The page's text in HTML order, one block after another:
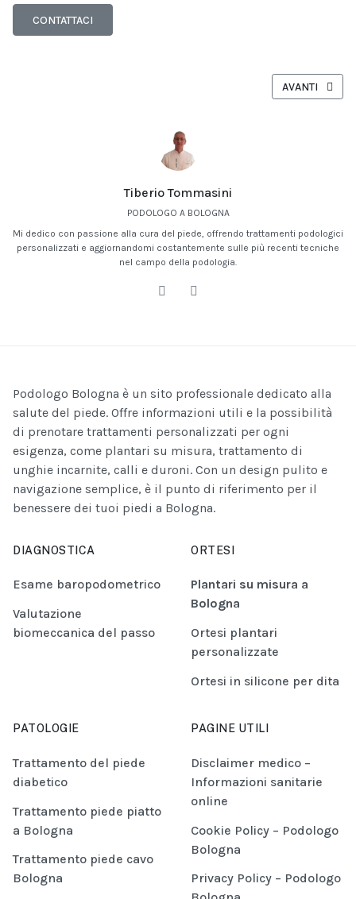
Tiberio Tommasini
PODOLOGO A BOLOGNA
Mi dedico con passione alla cura del piede, offrendo trattamenti podologici
personalizzati e aggiornandomi costantemente sulle più recenti tecniche
nel campo della podologia.
CONTATTACI
ARTICOLO
AVANTI
Podologo Bologna è un sito professionale dedicato alla
salute del piede. Offre informazioni utili e la possibilità
di prenotare trattamenti personalizzati per ogni
esigenza, come plantari su misura, trattamento di
unghie incarnite, calli e duroni. Con un design pulito e
navigazione semplice, è il punto di riferimento per il
benessere dei tuoi piedi a Bologna.
DIAGNOSTICA
Esame baropodometrico
Valutazione
biomeccanica del passo
ORTESI
Plantari su misura a
Bologna
Ortesi plantari
personalizzate
Ortesi in silicone per dita
PATOLOGIE
Trattamento del piede
diabetico
Trattamento piede piatto
a Bologna
Trattamento piede cavo
Bologna
PAGINE UTILI
Disclaimer medico –
Informazioni sanitarie
online
Cookie Policy – Podologo
Bologna
Privacy Policy – Podologo